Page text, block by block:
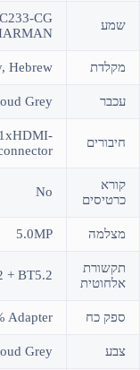
שמע
CG
מקלדת Hebrew
עכבר Grey
חיבורים
קורא
כרטיסים
No
מצלמה 5.0MP
תקשורת
אלחוטית
+ BT5.2
ספק כח Adapter
צבע Grey